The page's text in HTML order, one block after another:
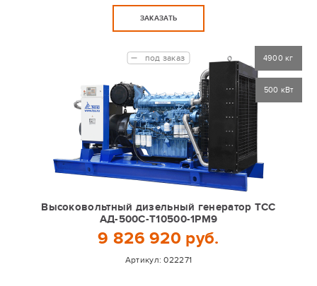
ЗАКАЗАТЬ
Высоковольтный дизельный генератор ТСС
АД-500С-Т10500-1РМ9
9 826 920 руб.
Артикул:022271
под заказ 4900 кг
500 кВт